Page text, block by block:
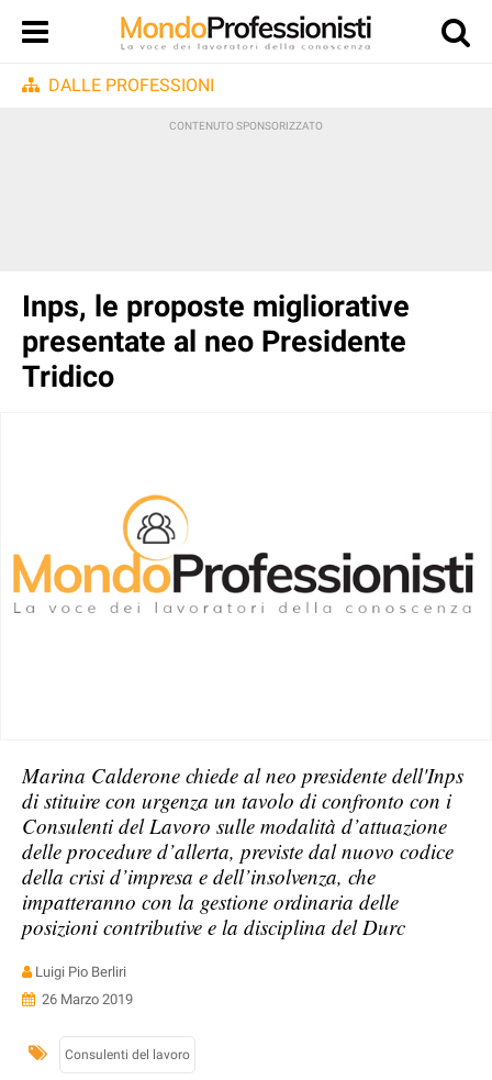
DALLE PROFESSIONI
Inps, le proposte migliorative
presentate al neo Presidente
Tridico
Marina Calderone chiede al neo presidente dell'Inps
di stituire con urgenza un tavolo di confronto con i
Consulenti del Lavoro sulle modalità d’attuazione
delle procedure d’allerta, previste dal nuovo codice
della crisi d’impresa e dell’insolvenza, che
impatteranno con la gestione ordinaria delle
posizioni contributive e la disciplina del Durc
Luigi Pio Berliri
26 Marzo 2019
Consulenti del lavoro